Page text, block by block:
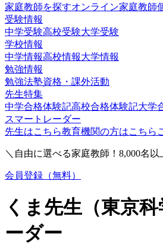
家庭教師を探すオンライン家庭教師
受験情報
中学受験高校受験大学受験
学校情報
中学情報高校情報大学情報
勉強情報
勉強法塾資格・課外活動
先生特集
中学合格体験記高校合格体験記大学
スマートレーダー
先生はこちら教育機関の方はこちら
＼自由に選べる家庭教師！ 8,000名以
会員登録（無料）
くま先生（東京
ーダー